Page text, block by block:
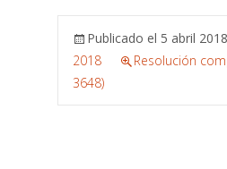
Publicado el 5 abril 2018
2018
Resolución
3648)